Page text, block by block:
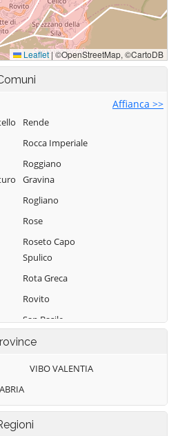
Affianca >>
Rende
Rocca Imperiale
Roggiano
Gravina
Rogliano
Rose
Roseto Capo
Spulico
Rota Greca
Rovito
San Basile
San Benedetto
Albanese
San Demetrio
Corone
VIBO VALENTIA